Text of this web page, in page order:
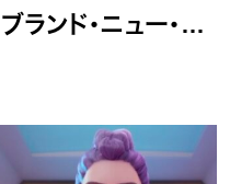
ランド・ニュー・デ